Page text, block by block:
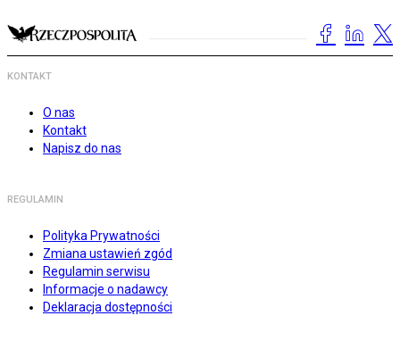
KONTAKT
O nas
Kontakt
Napisz do nas
REGULAMIN
Polityka Prywatności
Zmiana ustawień zgód
Regulamin serwisu
Informacje o nadawcy
Deklaracja dostępności